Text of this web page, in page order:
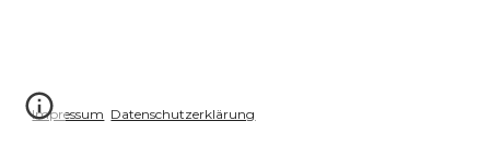
Impressum Datenschutzerklärung